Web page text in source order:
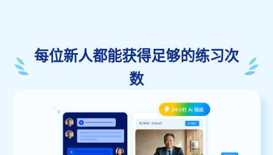
每位新人都能获得足够的练习次
数